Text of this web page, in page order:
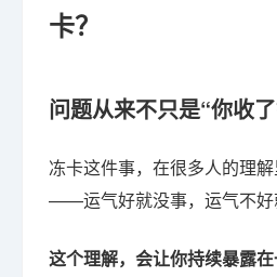
卡？
问题从来不只是“你收
冻卡这件事，在很多人的理
——运气好就没事，运气不好
这个理解，会让你持续暴露